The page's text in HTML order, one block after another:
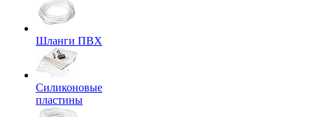
Шланги ПВХ
Силиконовые
пластины